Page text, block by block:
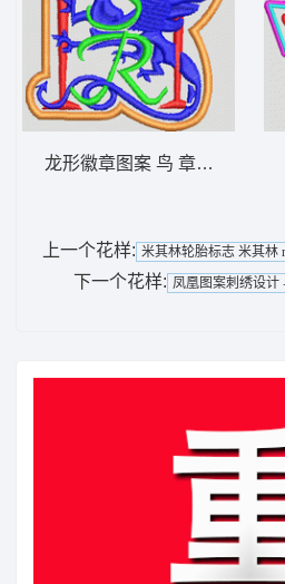
龙形徽章图案 鸟 章仔标
上一个花样: 米其林轮胎标志 米其林
下一个花样: 凤凰图案刺绣设计